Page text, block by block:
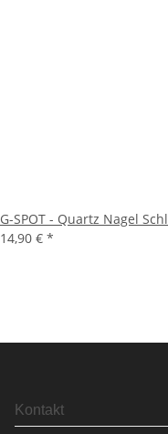
G-SPOT - Quartz Nagel
14,90 € *
Kontakt